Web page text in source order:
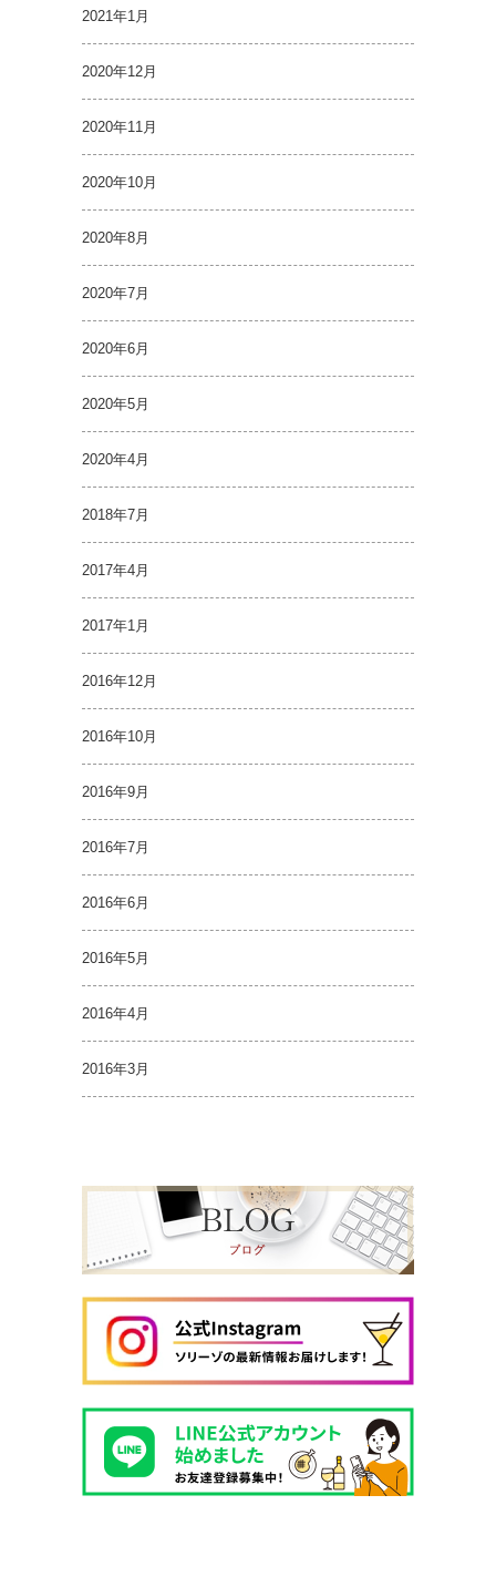
2021年1月
2020年12月
2020年11月
2020年10月
2020年8月
2020年7月
2020年6月
2020年5月
2020年4月
2018年7月
2017年4月
2017年1月
2016年12月
2016年10月
2016年9月
2016年7月
2016年6月
2016年5月
2016年4月
2016年3月